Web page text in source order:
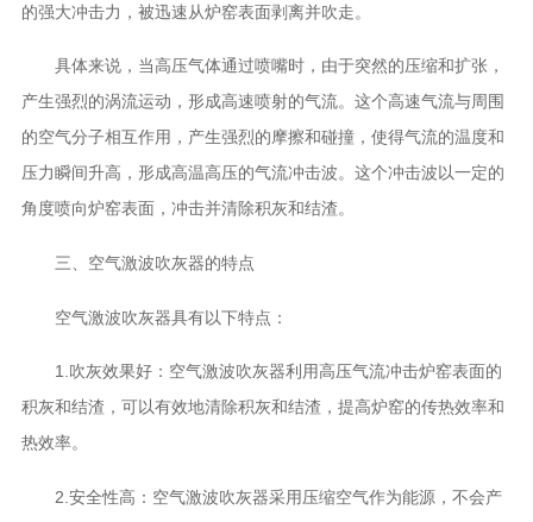
的强大冲击力，被迅速从炉窑表面剥离并吹走。
具体来说，当高压气体通过喷嘴时，由于突然的压缩和扩张，
产生强烈的涡流运动，形成高速喷射的气流。这个高速气流与周围
的空气分子相互作用，产生强烈的摩擦和碰撞，使得气流的温度和
压力瞬间升高，形成高温高压的气流冲击波。这个冲击波以一定的
角度喷向炉窑表面，冲击并清除积灰和结渣。
三、空气激波吹灰器的特点
空气激波吹灰器具有以下特点：
1.吹灰效果好：空气激波吹灰器利用高压气流冲击炉窑表面的
积灰和结渣，可以有效地清除积灰和结渣，提高炉窑的传热效率和
热效率。
2.安全性高：空气激波吹灰器采用压缩空气作为能源，不会产